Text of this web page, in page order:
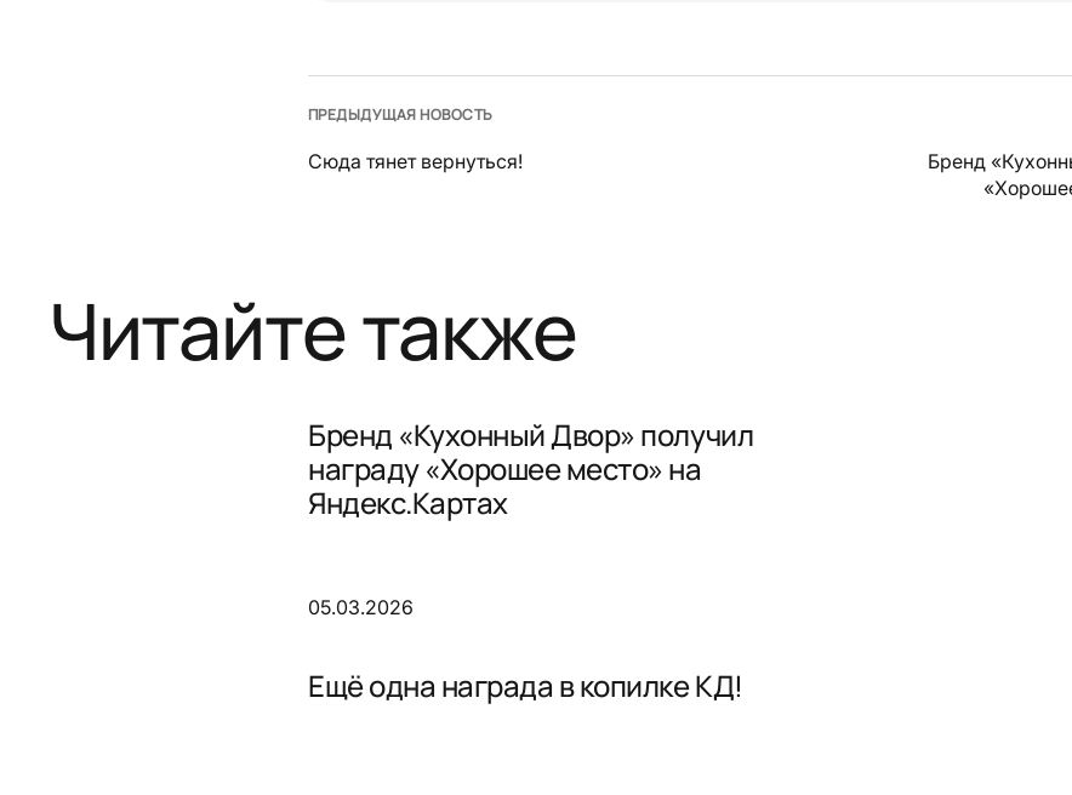
ПРЕДЫДУЩАЯ НОВОСТЬ
Сюда тянет вернуться!
Бренд
Читайте также
Бренд «Кухонный Двор» получил
награду «Хорошее место» на
Яндекс.Картах
05.03.2026
Ещё одна награда в копилке КД!